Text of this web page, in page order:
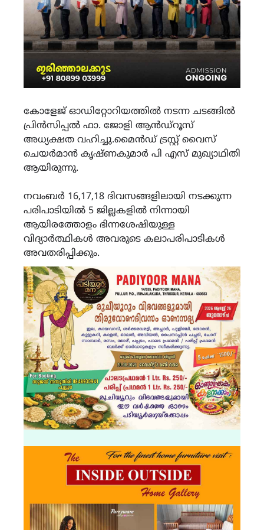
കോളേജ് ഓഡിറ്റോറിയത്തിൽ നടന്ന ചടങ്ങിൽ
പ്രിൻസിപ്പൽ ഫാ. ജോളി ആൻഡ്റൂസ്
അധ്യക്ഷത വഹിച്ചു.മൈൻഡ് ട്രസ്റ്റ്‌ വൈസ്
ചെയർമാൻ കൃഷ്ണകുമാർ പി എസ് മുഖ്യാഥിതി
ആയിരുന്നു.
നവംബർ 16,17,18 ദിവസങ്ങളിലായി നടക്കുന്ന
പരിപാടിയിൽ 5 ജില്ലകളിൽ നിന്നായി
ആയിരത്തോളം ഭിന്നശേഷിയുള്ള
വിദ്യാർത്ഥികൾ അവരുടെ കലാപരിപാടികൾ
അവതരിപ്പിക്കും.